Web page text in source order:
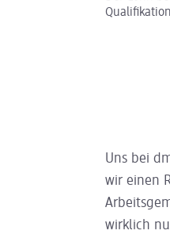
Uns bei
wir einen
wirklich